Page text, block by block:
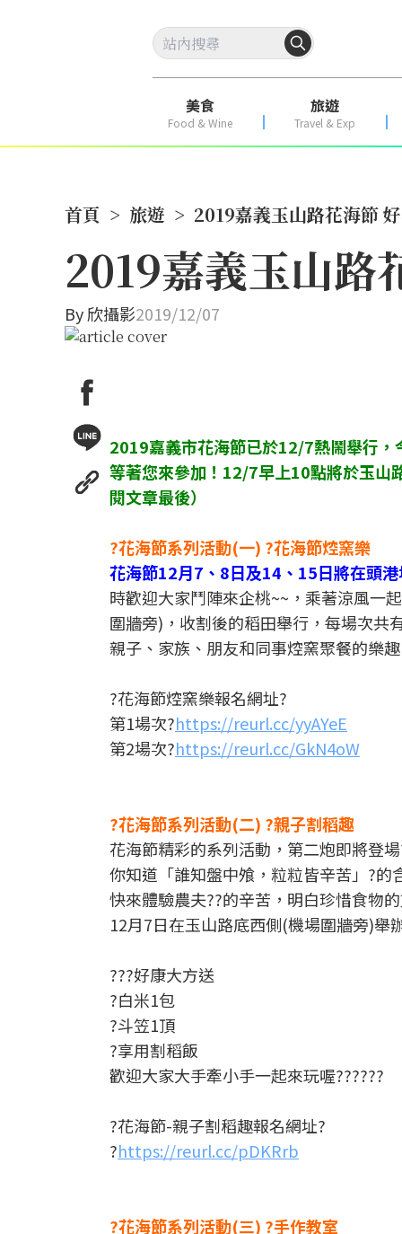
美食
Food & Wine
旅遊
Travel & Exp
首頁 > 旅遊 > 2019嘉義玉山路花海節
2019嘉義玉山路
By欣攝影2019/12/07
2019嘉義市花海節已於12/7熱鬧舉行，
等著您來參加！12/7早上10點將於玉山
閱文章最後）
?花海節系列活動(一) ?花海節焢窯樂
花海節12月7、8日及14、15日將在頭
時歡迎大家鬥陣來企桃~~，乘著涼風一
圍牆旁)，收割後的稻田舉行，每場次共
親子、家族、朋友和同事焢窯聚餐的樂
?花海節焢窯樂報名網址?
第1場次?https://reurl.cc/yyAYeE
第2場次?https://reurl.cc/GkN4oW
?花海節系列活動(二) ?親子割稻趣
花海節精彩的系列活動，第二炮即將登
你知道「誰知盤中飧，粒粒皆辛苦」?的
快來體驗農夫?‍?的辛苦，明白珍惜食物
12月7日在玉山路底西側(機場圍牆旁)舉
???好康大方送
?白米1包
?斗笠1頂
?享用割稻飯
歡迎大家大手牽小手一起來玩喔??????
?花海節-親子割稻趣報名網址?
?https://reurl.cc/pDKRrb
?花海節系列活動(三) ?手作教室